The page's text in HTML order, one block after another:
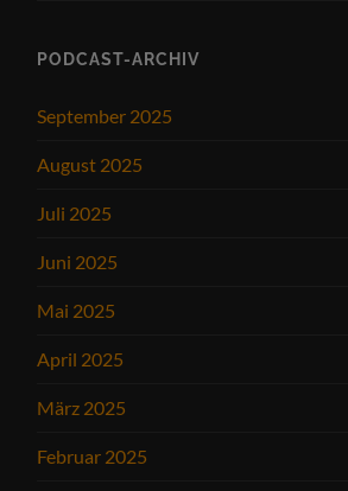
PODCAST-ARCHIV
September 2025
August 2025
Juli 2025
Juni 2025
Mai 2025
April 2025
März 2025
Februar 2025